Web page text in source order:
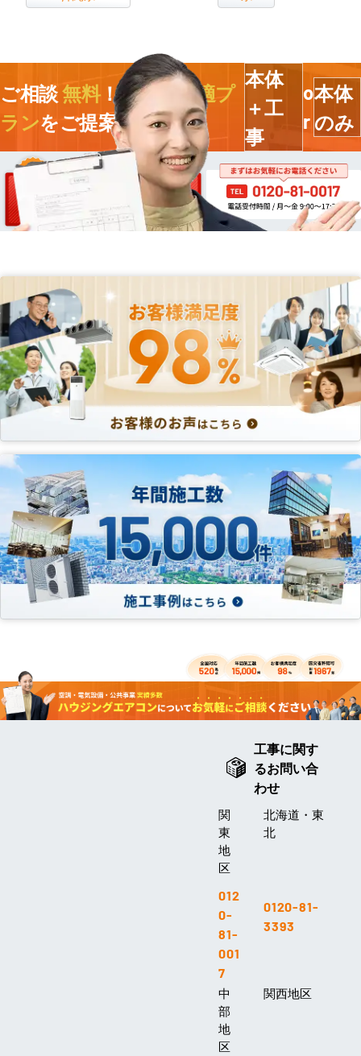
ご相談無料！今すぐ
最適プ
ランをご提案します
本体
＋工
事
o
r
本体
のみ
工事に関す
るお問い合
わせ
関
東
地
区
012
0-
81-
001
7
北海道・東
北
0120-81-
3393
中
部
地
区
関西地区